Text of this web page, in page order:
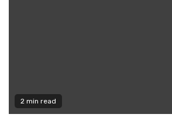
2 min read